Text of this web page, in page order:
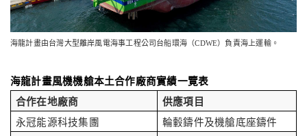
海龍計畫由台灣大型離岸風電海事工程公司台船環海（CDWE）負責海上運輸。
海龍計畫風機機艙本土合作廠商實績一覽表
合作在地廠商
供應項目
永冠能源科技集團
輪轂鑄件及機艙底座鑄件